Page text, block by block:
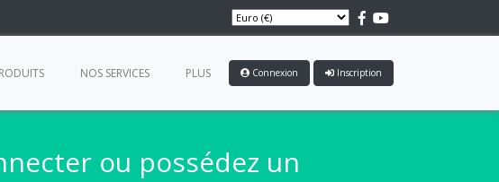
NOS SERVICES PLUS Connexion Inscription
ou possédez un